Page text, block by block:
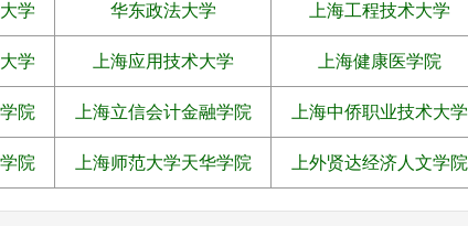
学 华东政法大学 上海工程技术大学
学 上海应用技术大学 上海健康医学院
院 上海立信会计金融学院 上海中侨职业技术大学
院 上海师范大学天华学院 上外贤达经济人文学院